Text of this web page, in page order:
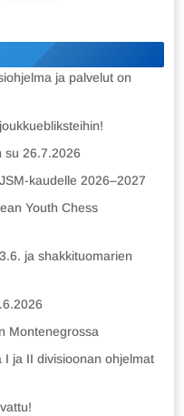
ja palvelut on
su 26.7.2026
kaudelle 2026–2027
Youth Chess
ja shakkituomarien
Montenegrossa
ja II divisioonan ohjelmat